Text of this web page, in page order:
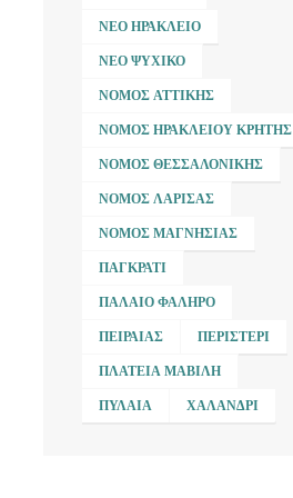
ΝΈΟ ΗΡΆΚΛΕΙΟ
ΝΈΟ ΨΥΧΙΚΌ
ΝΟΜΌΣ ΑΤΤΙΚΉΣ
ΝΟΜΌΣ ΗΡΑΚΛΕΊΟΥ ΚΡΉΤΗΣ
ΝΟΜΌΣ ΘΕΣΣΑΛΟΝΊΚΗΣ
ΝΟΜΌΣ ΛΆΡΙΣΑΣ
ΝΟΜΌΣ ΜΑΓΝΗΣΊΑΣ
ΠΑΓΚΡΆΤΙ
ΠΑΛΑΙΌ ΦΆΛΗΡΟ
ΠΕΙΡΑΙΆΣ ΠΕΡΙΣΤΈΡΙ
ΠΛΑΤΕΊΑ ΜΑΒΊΛΗ
ΠΥΛΑΊΑ ΧΑΛΆΝΔΡΙ